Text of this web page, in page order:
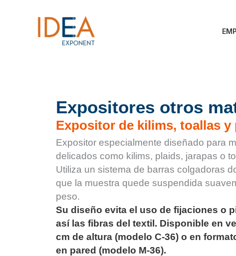
Expositores otros
Expositor de kilims, toallas y
Expositor especialmente diseñado para
delicados como kilims, plaids, jarapas o
Utiliza un sistema de barras colgadoras
que la muestra quede suspendida
peso.
Su diseño evita el uso de fijaciones o
así las fibras del textil. Disponible en
cm de altura (modelo C-36) o en
en pared (modelo M-36).